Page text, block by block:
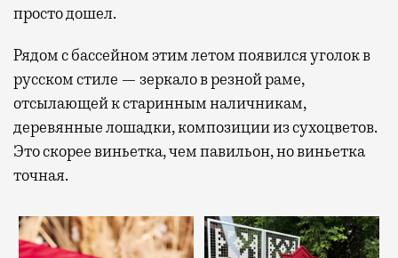
просто дошел.
Рядом с бассейном этим летом появился уголок в
русском стиле — зеркало в резной раме,
отсылающей к старинным наличникам,
деревянные лошадки, композиции из сухоцветов.
Это скорее виньетка, чем павильон, но виньетка
точная.